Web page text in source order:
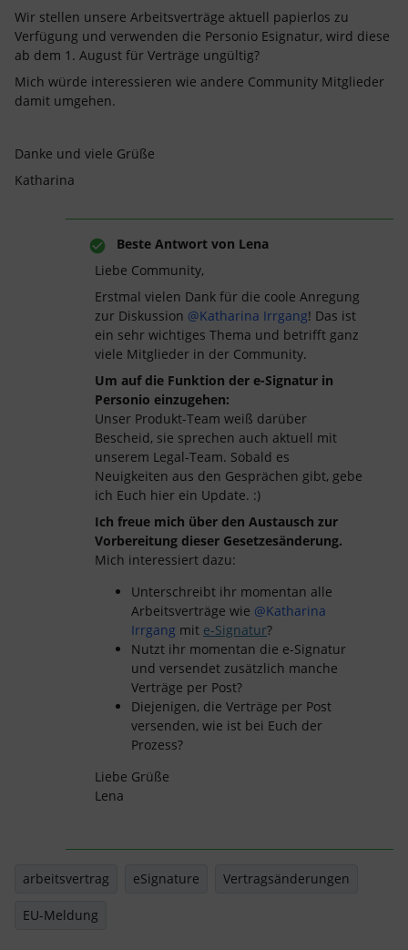
Wir stellen unsere Arbeitsverträge aktuell papierlos zu
Verfügung und verwenden die Personio Esignatur, wird diese
ab dem 1. August für Verträge ungültig?
Mich würde interessieren wie andere Community Mitglieder
damit umgehen.
Danke und viele Grüße
Katharina
Beste Antwort von Lena
Liebe Community,
Erstmal vielen Dank für die coole Anregung
zur Diskussion @Katharina Irrgang! Das ist
ein sehr wichtiges Thema und betrifft ganz
viele Mitglieder in der Community.
Um auf die Funktion der e-Signatur in
Personio einzugehen:
Unser Produkt-Team weiß darüber
Bescheid, sie sprechen auch aktuell mit
unserem Legal-Team. Sobald es
Neuigkeiten aus den Gesprächen gibt, gebe
ich Euch hier ein Update. :)
Ich freue mich über den Austausch zur
Vorbereitung dieser Gesetzesänderung.
Mich interessiert dazu:
Unterschreibt ihr momentan alle
Arbeitsverträge wie @Katharina
Irrgang mit e-Signatur?
Nutzt ihr momentan die e-Signatur
und versendet zusätzlich manche
Verträge per Post?
Diejenigen, die Verträge per Post
versenden, wie ist bei Euch der
Prozess?
Liebe Grüße
Lena
arbeitsvertrag eSignature Vertragsänderungen
EU-Meldung